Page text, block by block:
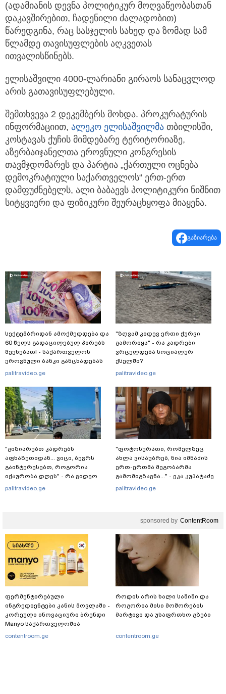
(ადამიანის დევნა პოლიტიკურ მოღვაწეობასთან
დაკავშირებით, ჩადენილი ძალადობით)
წარედგინა, რაც სასჯელის სახედ და ზომად სამ
წლამდე თავისუფლების აღკვეთას
ითვალისწინებს.
ელისაშვილი 4000-ლარიანი გირაოს სანაცვლოდ
არის გათავისუფლებული.
შემთხვევა 2 დეკემბერს მოხდა. პროკურატურის
ინფორმაციით, ალეკო ელისაშვილმა თბილისში,
კოსტავას ქუჩის მიმდებარე ტერიტორიაზე,
აზერბაიჯანელთა ეროვნული კონგრესის
თავმჯდომარეს და პარტია „ქართული ოცნება
დემოკრატიული საქართველოს“ ერთ-ერთ
დამფუძნებელს, ალი ბაბაევს პოლიტიკური ნიშნით
სიტყვიერი და ფიზიკური შეურაცხყოფა მიაყენა.
გაზიარება
სექტემბრიდან ამოქმედდება და
60 წელს გადაცილებულ პირებს
შეეხებათ! - საქართველოს
ეროვნული ბანკი განცხადებას
ავრცელებს
palitravideo.ge
"გიზიარებთ კადრებს
აფხაზეთიდან... ვიცი, ბევრს
გაინტერესებთ, როგორია
იქაურობა დღეს" - რა ვიდეო
ვრცელდება სოციალურ
palitravideo.ge
"ზღვამ კიდევ ერთი ჭურვი
გამორიყა" - რა კადრები
ვრცელდება სოციალურ
ქსელში?
palitravideo.ge
"ფოტოსურათი, რომელზეც
ახლა ვისაუბრებ, ნია იმნაძის
ერთ-ერთმა მეგობარმა
გამომიგზავნა..." - ეკა კუპატაძე
palitravideo.ge
sponsored by ContentRoom
ფერმენტირებული
ინგრედიენტები კანის მოვლაში -
კორეული ინოვაციური ბრენდი
Manyo საქართველოშია
contentroom.ge
როდის არის ხალი საშიში და
როგორია მისი მოშორების
მარტივი და უსაფრთხო გზები
contentroom.ge